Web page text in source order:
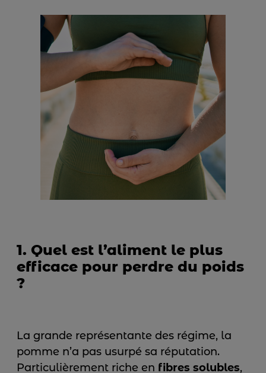
1. Quel est l’aliment le plus
efficace pour perdre du poids
?
La grande représentante des régime, la
pomme n’a pas usurpé sa réputation.
Particulièrement riche en fibres solubles,